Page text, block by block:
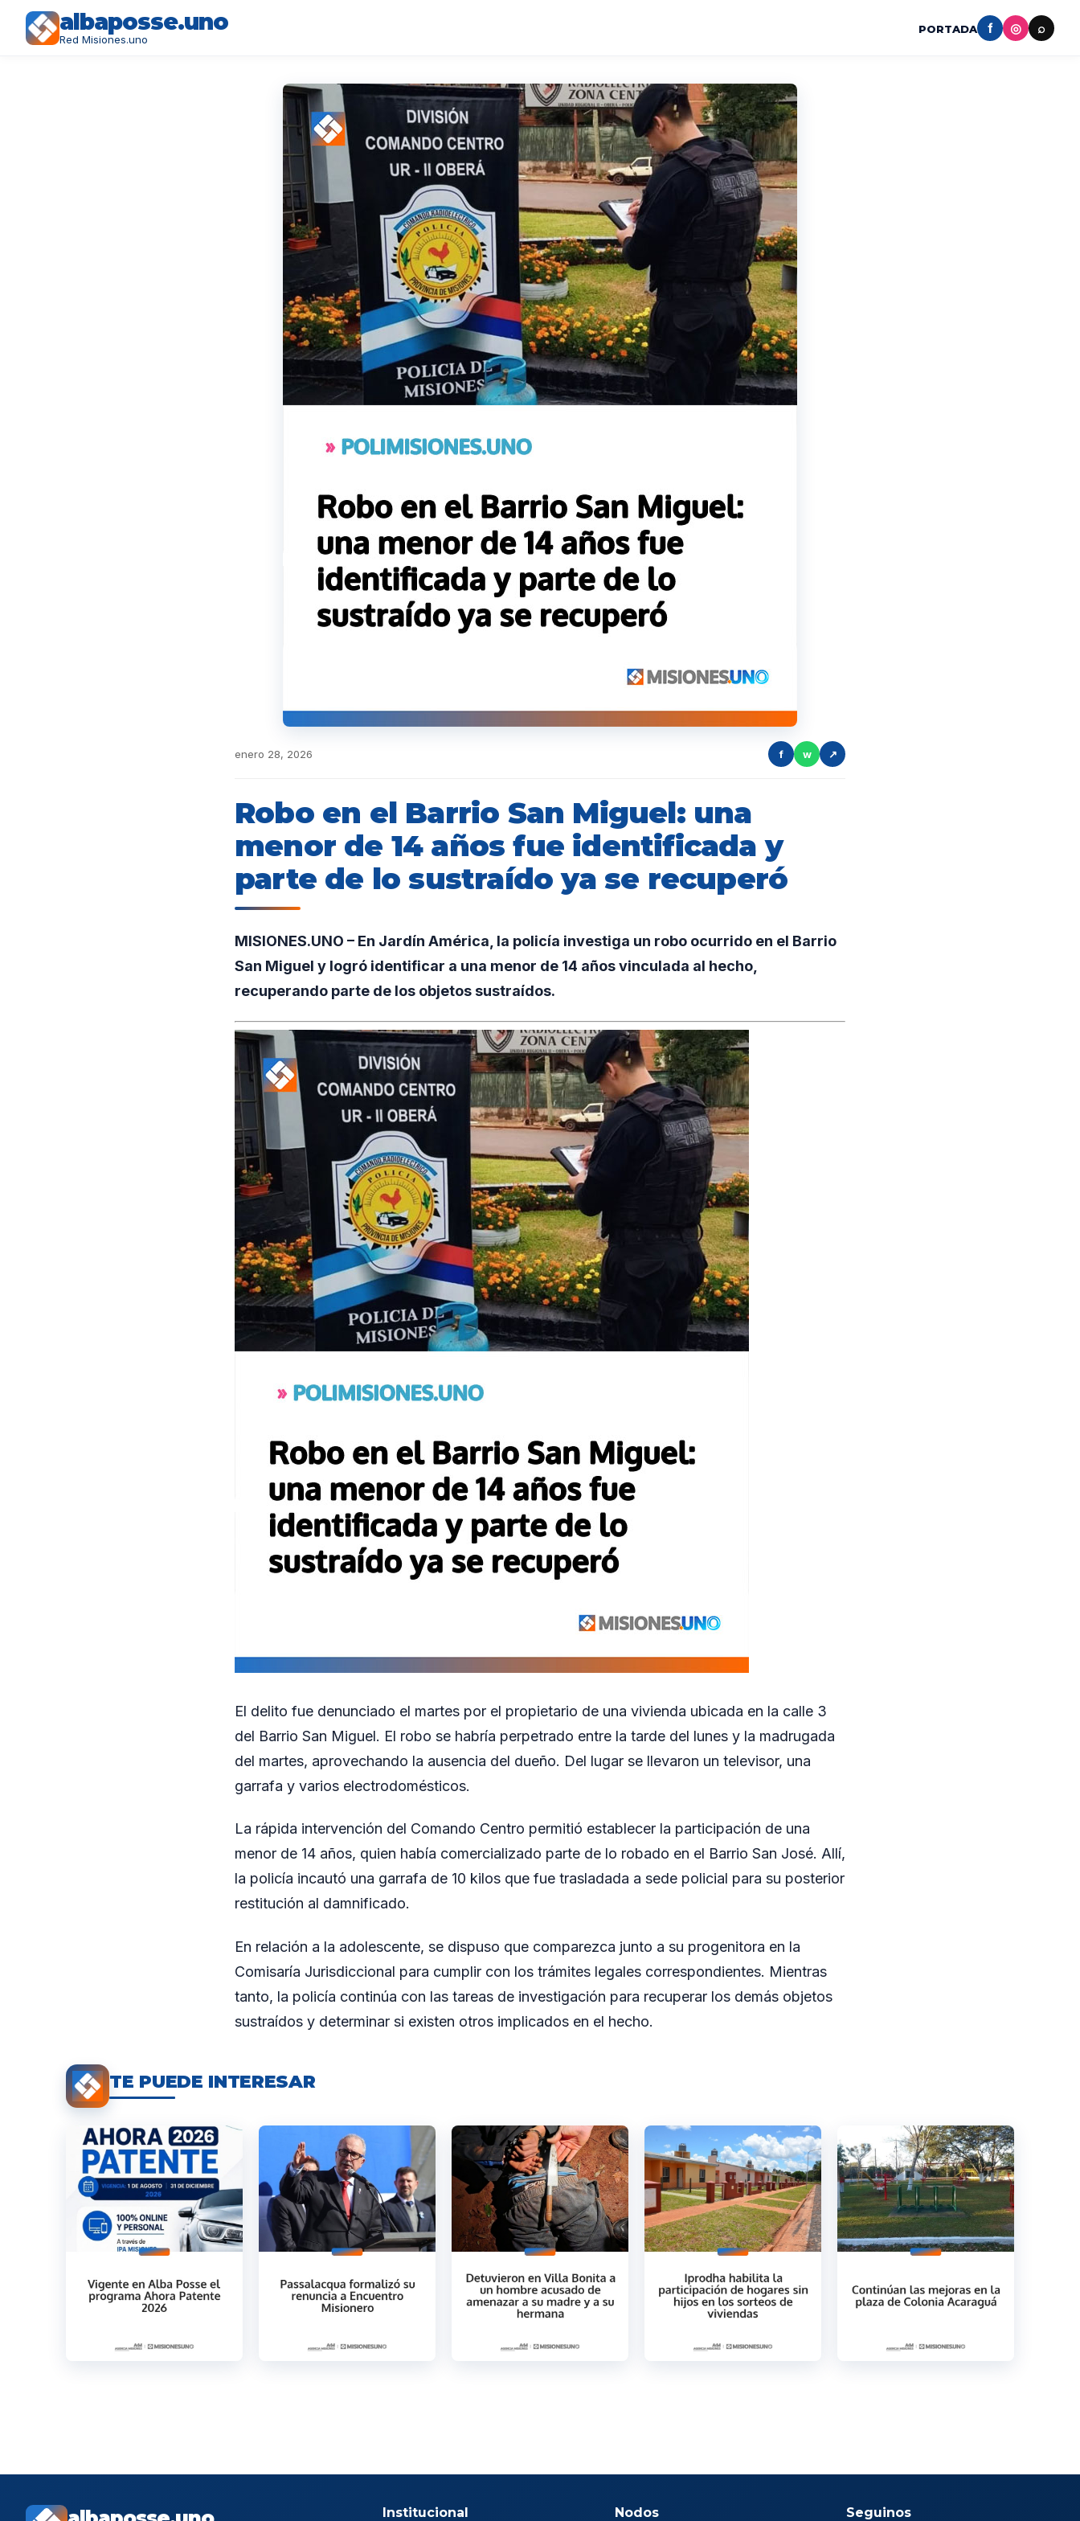
albaposse.uno
Red Misiones.uno
PORTADA f ◎ ⌕
enero 28, 2026 f w ↗
Robo en el Barrio San Miguel: una
menor de 14 años fue identificada y
parte de lo sustraído ya se recuperó
MISIONES.UNO – En Jardín América, la policía investiga un robo ocurrido en el Barrio
San Miguel y logró identificar a una menor de 14 años vinculada al hecho,
recuperando parte de los objetos sustraídos.
El delito fue denunciado el martes por el propietario de una vivienda ubicada en la calle 3
del Barrio San Miguel. El robo se habría perpetrado entre la tarde del lunes y la madrugada
del martes, aprovechando la ausencia del dueño. Del lugar se llevaron un televisor, una
garrafa y varios electrodomésticos.
La rápida intervención del Comando Centro permitió establecer la participación de una
menor de 14 años, quien había comercializado parte de lo robado en el Barrio San José. Allí,
la policía incautó una garrafa de 10 kilos que fue trasladada a sede policial para su posterior
restitución al damnificado.
En relación a la adolescente, se dispuso que comparezca junto a su progenitora en la
Comisaría Jurisdiccional para cumplir con los trámites legales correspondientes. Mientras
tanto, la policía continúa con las tareas de investigación para recuperar los demás objetos
sustraídos y determinar si existen otros implicados en el hecho.
TE PUEDE INTERESAR
Institucional Nodos Seguinos